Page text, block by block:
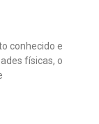
conhecido e
físicas, o